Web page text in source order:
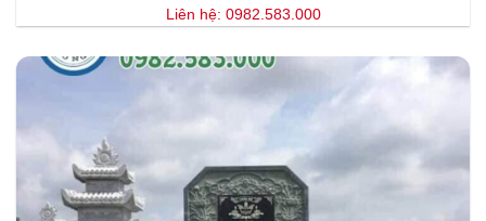
Liên hệ: 0982.583.000